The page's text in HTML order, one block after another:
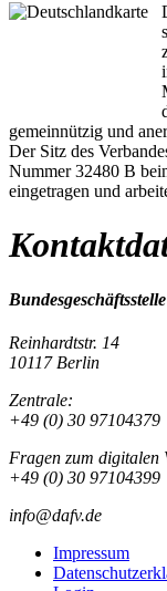
gemeinnützig und
Der Sitz des
Nummer 32480 B
eingetragen und
Bundesgeschäftsstelle
Reinhardtstr. 14
10117 Berlin
Zentrale:
+49 (0) 30 97104379
Fragen zum digitalen
+49 (0) 30 97104399
info@dafv.de
Impressum